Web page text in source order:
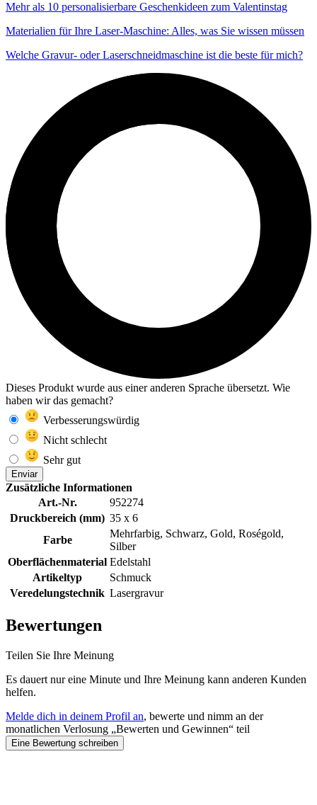
Mehr als 10 personalisierbare Geschenkideen zum Valentinstag
Materialien für Ihre Laser-Maschine: Alles, was Sie wissen müssen
Welche Gravur- oder Laserschneidmaschine ist die beste für mich?
Dieses Produkt wurde aus einer anderen Sprache übersetzt. Wie
haben wir das gemacht?
Verbesserungswürdig
Nicht schlecht
Sehr gut
Enviar
Zusätzliche Informationen
Art.-Nr.
952274
Druckbereich (mm) 35 x 6
Farbe
Mehrfarbig, Schwarz, Gold, Roségold,
Silber
Oberflächenmaterial Edelstahl
Artikeltyp
Schmuck
Veredelungstechnik Lasergravur
Bewertungen
Teilen Sie Ihre Meinung
Es dauert nur eine Minute und Ihre Meinung kann anderen Kunden
helfen.
Melde dich in deinem Profil an, bewerte und nimm an der
monatlichen Verlosung „Bewerten und Gewinnen“ teil
Eine Bewertung schreiben